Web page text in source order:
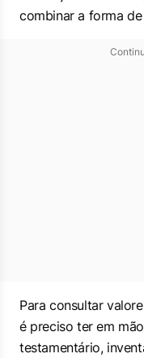
combinar a forma
Para consultar
é preciso ter em
testamentário,